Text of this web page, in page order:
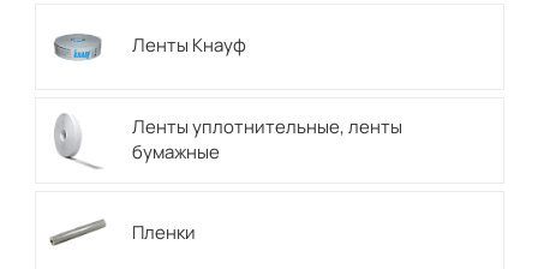
Ленты Кнауф
Ленты уплотнительные, ленты
бумажные
Пленки